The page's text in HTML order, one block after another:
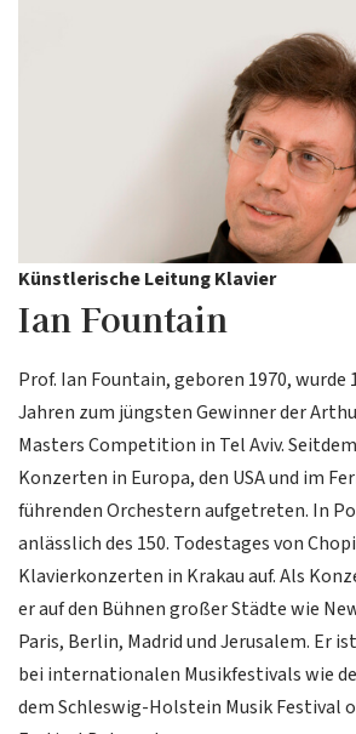
Künstlerische Leitung Klavier
Ian Fountain
Prof. Ian Fountain, geboren 1970, wurde
Jahren zum jüngsten Gewinner der
Masters Competition in Tel Aviv.
Konzerten in Europa, den USA und im
führenden Orchestern aufgetreten. In
anlässlich des 150. Todestages von
Klavierkonzerten in Krakau auf. Als
er auf den Bühnen großer Städte wie
Paris, Berlin, Madrid und Jerusalem. Er
bei internationalen Musikfestivals wie
dem Schleswig-Holstein Musik Festival